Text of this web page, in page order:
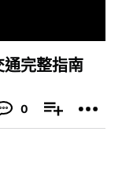
完整指南
0